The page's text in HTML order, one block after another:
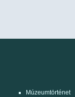
Múzeumtörténet